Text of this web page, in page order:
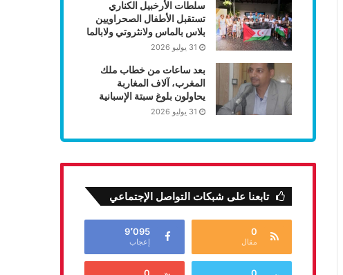
سلطات الأرخبيل الكناري
تستقبل الأطفال الصحراويين
بلاس بالماس ولانثروتي ولابالما
31 يوليو 2026
بعد ساعات من خطاب ملك
المغرب، آلاف المغاربة
يحاولون بلوغ سبتة الإسبانية
31 يوليو 2026
تابعنا على شبكات التواصل الإجتماعي
0
مقال
9٬095
إعجاب
0
0